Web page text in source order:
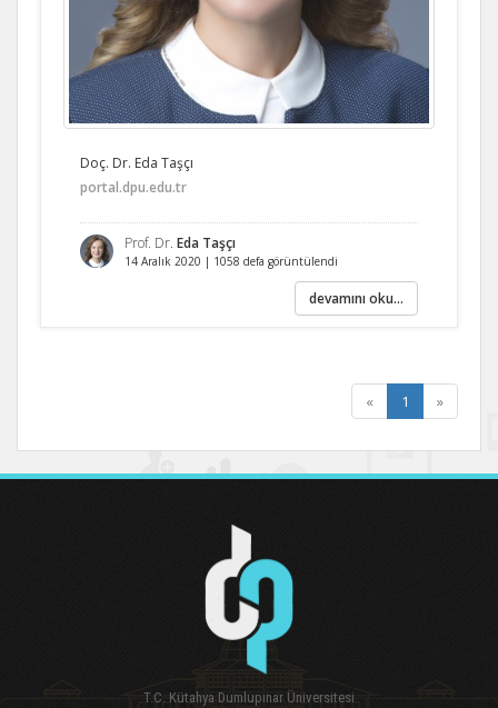
Doç. Dr. Eda Taşçı
portal.dpu.edu.tr
Prof. Dr. Eda Taşçı
14 Aralık 2020 | 1058 defa görüntülendi
devamını oku...
« 1 (current)
»
T.C. Kütahya Dumlupınar Üniversitesi